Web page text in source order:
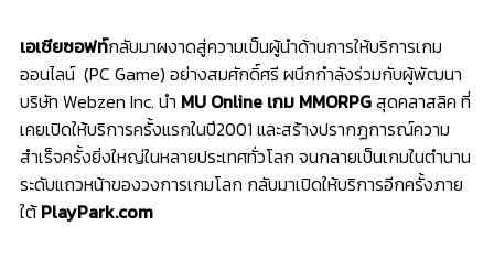
เอเชียซอฟท์กลับมาผงาดสู่ความเป็นผู้นำด้านการให้บริการเกม
ออนไลน์ (PC Game) อย่างสมศักดิ์ศรี ผนึกกำลังร่วมกับผู้พัฒนา
บริษัท Webzen Inc. นำ MU Online เกม MMORPGสุดคลาสลิค ที่
เคยเปิดให้บริการครั้งแรกในปี2001 และสร้างปรากฏการณ์ความ
สำเร็จครั้งยิ่งใหญ่ในหลายประเทศทั่วโลก จนกลายเป็นเกมในตำนาน
ระดับแถวหน้าของวงการเกมโลก กลับมาเปิดให้บริการอีกครั้งภาย
ใต้PlayPark.com